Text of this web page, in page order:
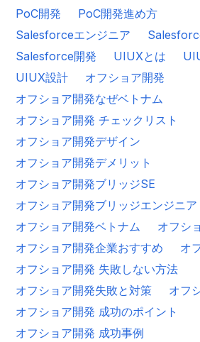
PoC開発
PoC開発進め方
Salesforceエンジニア
Salesforce開発
UIUXとは
UIUX設計
オフショア開発
オフショア開発なぜベトナム
オフショア開発 チェックリスト
オフショア開発デザイン
オフショア開発デメリット
オフショア開発ブリッジSE
オフショア開発ブリッジエンジニア
オフショア開発ベトナム
オフシ
オフショア開発企業おすすめ
オ
オフショア開発 失敗しない方法
オフショア開発失敗と対策
オフ
オフショア開発 成功のポイント
オフショア開発 成功事例